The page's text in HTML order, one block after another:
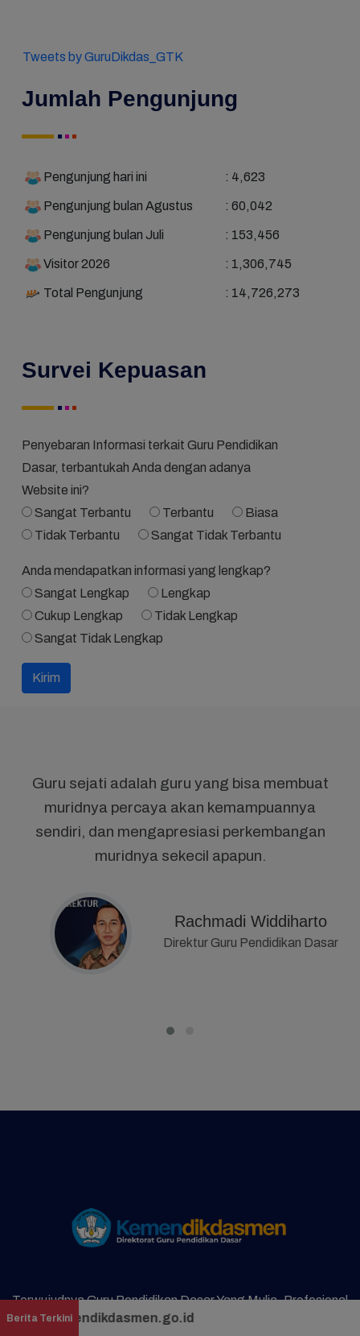
Tweets by GuruDikdas_GTK
Jumlah Pengunjung
Pengunjung hari ini : 4,623
Pengunjung bulan Agustus : 60,042
Pengunjung bulan Juli : 153,456
Visitor 2026 : 1,306,745
Total Pengunjung : 14,726,273
Survei Kepuasan
Penyebaran Informasi terkait Guru Pendidikan
Dasar, terbantukah Anda dengan adanya
Website ini?
Sangat Terbantu
Terbantu
Biasa
Tidak Terbantu
Sangat Tidak Terbantu
Anda mendapatkan informasi yang lengkap?
Sangat Lengkap
Lengkap
Cukup Lengkap
Tidak Lengkap
Sangat Tidak Lengkap
Kirim
Guru sejati adalah guru yang bisa membuat
muridnya percaya akan kemampuannya
sendiri, dan mengapresiasi perkembangan
muridnya sekecil apapun.
Rachmadi Widdiharto
Direktur Guru Pendidikan Dasar
Terwujudnya Guru Pendidikan Dasar Yang Mulia, Profesional
Dan Sejahtera Untuk Membentuk Insan Indonesia Yang
Berita Terkini